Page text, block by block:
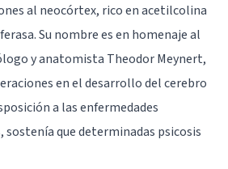
al neocórtex, rico en acetilcolina
Su nombre es en homenaje al
y anatomista Theodor Meynert,
en el desarrollo del cerebro
a las enfermedades
sostenía que determinadas psicosis